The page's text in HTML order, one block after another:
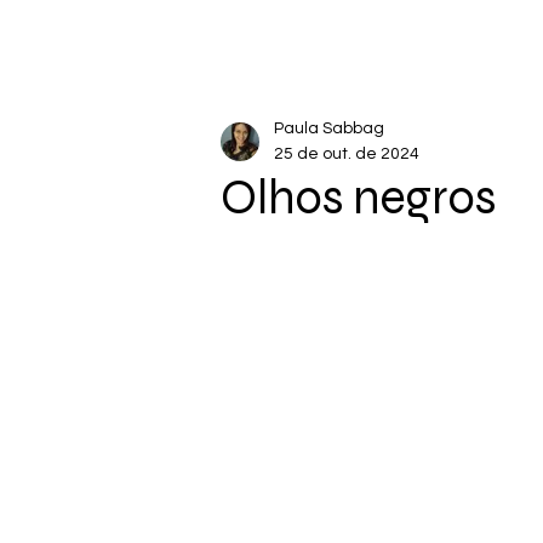
Olhos negros
Paula Sabbag
25 de out. de 2024